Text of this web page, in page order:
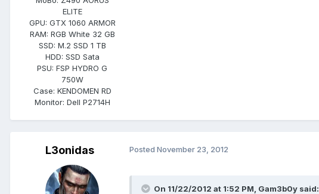
ELITE
GPU: GTX 1060 ARMOR
RAM: RGB White 32 GB
SSD: M.2 SSD 1 TB
HDD: SSD Sata
PSU: FSP HYDRO G
750W
Case: KENDOMEN RD
Monitor: Dell P2714H
L3onidas Posted November 23, 2012
On 11/22/2012 at 1:52 PM, Gam3b0y said: